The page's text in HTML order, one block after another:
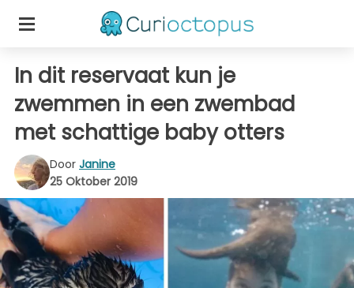
In dit reservaat kun je
zwemmen in een zwembad
met schattige baby otters
Door Janine
25 Oktober 2019